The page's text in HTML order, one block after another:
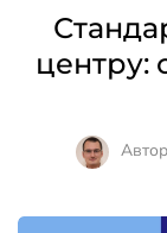
центру:
Автор